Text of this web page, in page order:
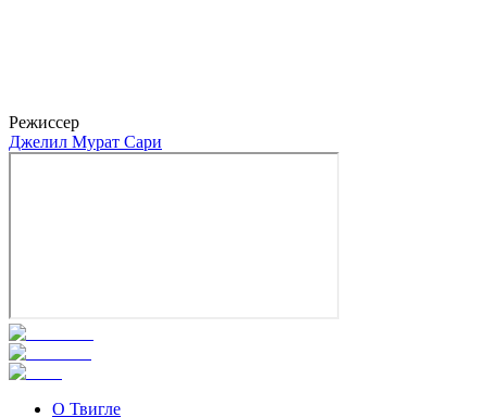
Режиссер
Джелил Мурат Сари
О Твигле